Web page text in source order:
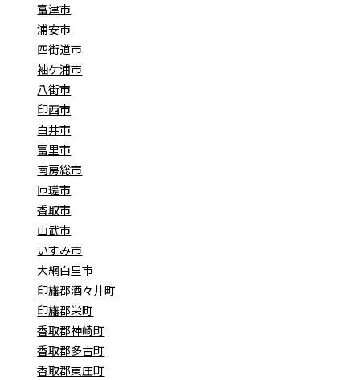
富津市
浦安市
四街道市
袖ケ浦市
八街市
印西市
白井市
富里市
南房総市
匝瑳市
香取市
山武市
いすみ市
大網白里市
印旛郡酒々井町
印旛郡栄町
香取郡神崎町
香取郡多古町
香取郡東庄町